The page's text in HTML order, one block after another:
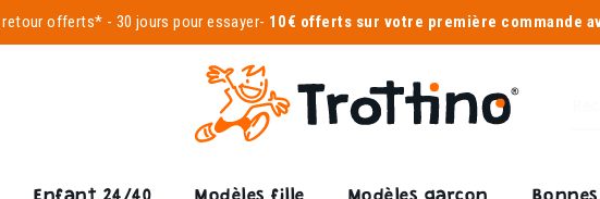
retour offerts* - 30 jours pour essayer- 10€ offerts sur votre première commande